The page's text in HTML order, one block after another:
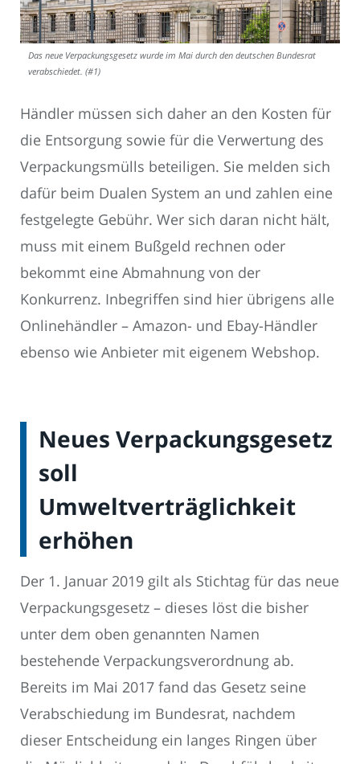
Das neue Verpackungsgesetz wurde im Mai durch den deutschen Bundesrat
verabschiedet. (#1)
Händler müssen sich daher an den Kosten für
die Entsorgung sowie für die Verwertung des
Verpackungsmülls beteiligen. Sie melden sich
dafür beim Dualen System an und zahlen eine
festgelegte Gebühr. Wer sich daran nicht hält,
muss mit einem Bußgeld rechnen oder
bekommt eine Abmahnung von der
Konkurrenz. Inbegriffen sind hier übrigens alle
Onlinehändler – Amazon- und Ebay-Händler
ebenso wie Anbieter mit eigenem Webshop.
Neues Verpackungsgesetz
soll
Umweltverträglichkeit
erhöhen
Der 1. Januar 2019 gilt als Stichtag für das neue
Verpackungsgesetz – dieses löst die bisher
unter dem oben genannten Namen
bestehende Verpackungsverordnung ab.
Bereits im Mai 2017 fand das Gesetz seine
Verabschiedung im Bundesrat, nachdem
dieser Entscheidung ein langes Ringen über